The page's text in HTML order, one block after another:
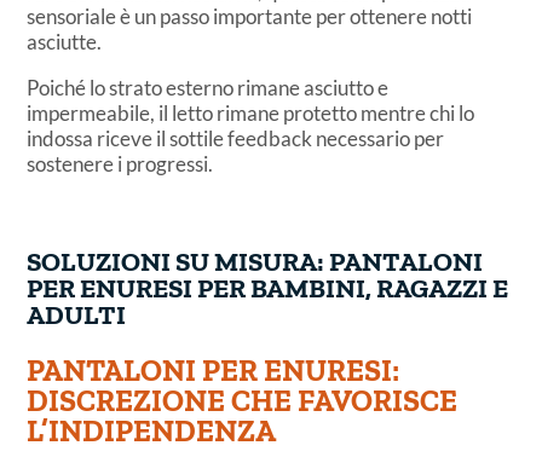
sensoriale è un passo importante per ottenere notti
asciutte.
Poiché lo strato esterno rimane asciutto e
impermeabile, il letto rimane protetto mentre chi lo
indossa riceve il sottile feedback necessario per
sostenere i progressi.
SOLUZIONI SU MISURA: PANTALONI
PER ENURESI PER BAMBINI, RAGAZZI E
ADULTI
PANTALONI PER ENURESI:
DISCREZIONE CHE FAVORISCE
L’INDIPENDENZA